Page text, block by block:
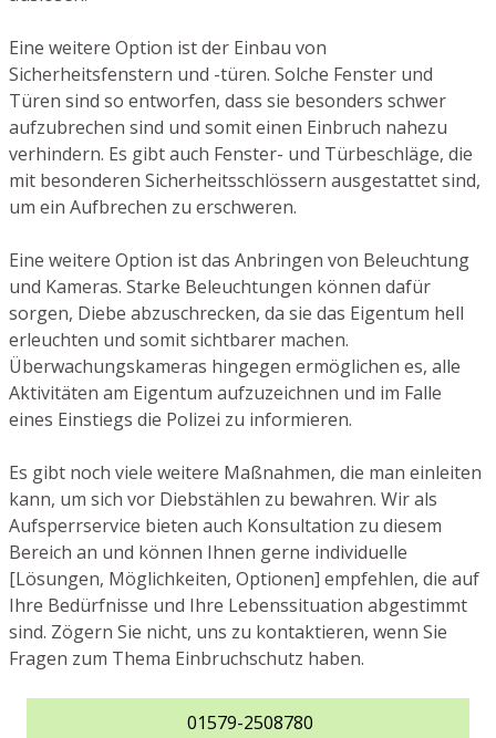
Eine weitere Option ist der Einbau von
Sicherheitsfenstern und -türen. Solche Fenster und
Türen sind so entworfen, dass sie besonders schwer
aufzubrechen sind und somit einen Einbruch nahezu
verhindern. Es gibt auch Fenster- und Türbeschläge, die
mit besonderen Sicherheitsschlössern ausgestattet sind,
um ein Aufbrechen zu erschweren.
Eine weitere Option ist das Anbringen von Beleuchtung
und Kameras. Starke Beleuchtungen können dafür
sorgen, Diebe abzuschrecken, da sie das Eigentum hell
erleuchten und somit sichtbarer machen.
Überwachungskameras hingegen ermöglichen es, alle
Aktivitäten am Eigentum aufzuzeichnen und im Falle
eines Einstiegs die Polizei zu informieren.
Es gibt noch viele weitere Maßnahmen, die man einleiten
kann, um sich vor Diebstählen zu bewahren. Wir als
Aufsperrservice bieten auch Konsultation zu diesem
Bereich an und können Ihnen gerne individuelle
[Lösungen, Möglichkeiten, Optionen] empfehlen, die auf
Ihre Bedürfnisse und Ihre Lebenssituation abgestimmt
sind. Zögern Sie nicht, uns zu kontaktieren, wenn Sie
Fragen zum Thema Einbruchschutz haben.
01579-2508780